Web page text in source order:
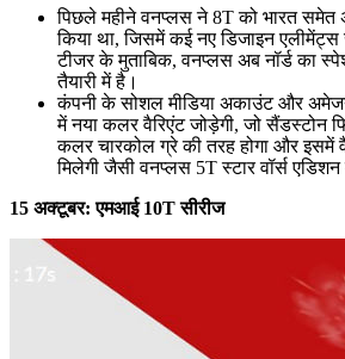
पिछले महीने वनप्लस ने 8T को भारत समेत
किया था, जिसमें कई नए डिजाइन
टीजर के मुताबिक, वनप्लस अब नॉर्ड का
तैयारी में है।
कंपनी के सोशल मीडिया अकाउंट और
में नया कलर वैरिएंट जोड़ेगी, जो सैंडस्टोन
कलर चारकोल ग्रे की तरह होगा और इसमें
मिलेगी जैसी वनप्लस 5T स्टार वॉर्स एडिशन
15 अक्टूबर: एमआई 10T सीरीज